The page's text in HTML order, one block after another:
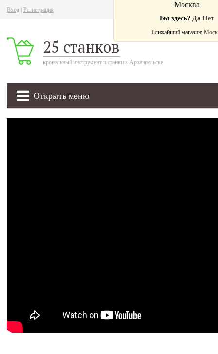
Вход Регистрация
25 станков
кровельный инструмент и станки в Архангельске
Открыть меню
Москва
Вы здесь? Да Нет
Ближайший магазин: